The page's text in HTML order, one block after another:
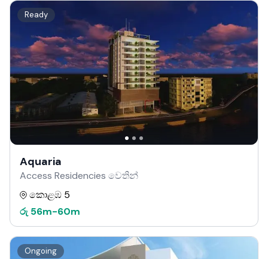
Ready
Aquaria
Access Residencies වෙතින්
කොළඹ 5
රු 56m-60m
Ongoing